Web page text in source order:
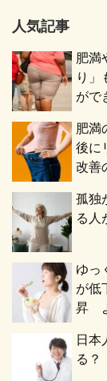
人気記事
肥満
り」
がで
肥満
後に
改善
孤独
る人
ゆっ
が低
昇
日本
る？